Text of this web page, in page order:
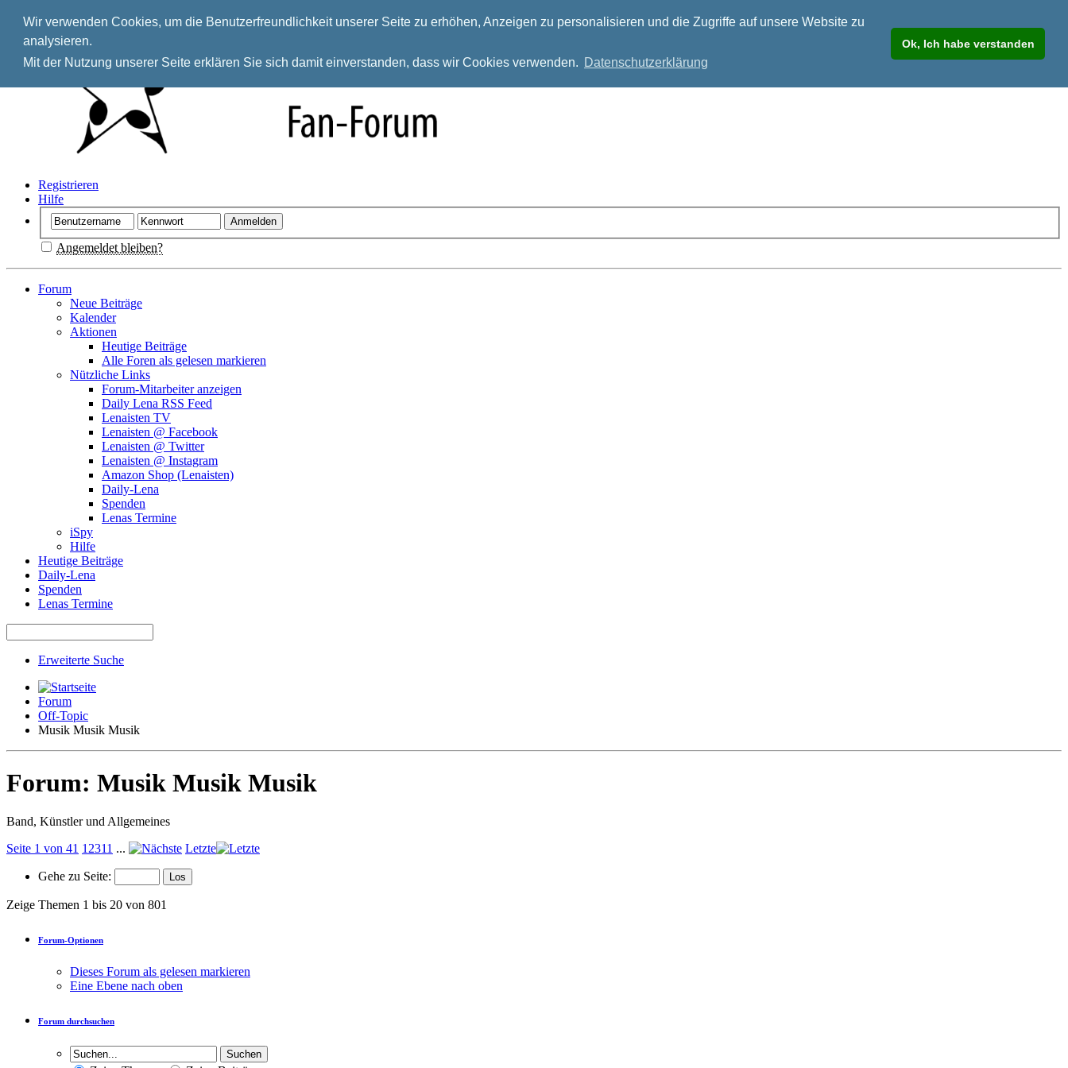
Wir verwenden Cookies, um die Benutzerfreundlichkeit unserer Seite zu erhöhen, Anzeigen zu personalisieren und die Zugriffe auf unsere Website zu
analysieren.
Mit der Nutzung unserer Seite erklären Sie sich damit einverstanden, dass wir Cookies verwenden. Datenschutzerklärung
Ok, Ich habe verstanden
Registrieren
Hilfe
Angemeldet bleiben?
Forum
Neue Beiträge
Kalender
Aktionen
Heutige Beiträge
Alle Foren als gelesen markieren
Nützliche Links
Forum-Mitarbeiter anzeigen
Daily Lena RSS Feed
Lenaisten TV
Lenaisten @ Facebook
Lenaisten @ Twitter
Lenaisten @ Instagram
Amazon Shop (Lenaisten)
Daily-Lena
Spenden
Lenas Termine
iSpy
Hilfe
Heutige Beiträge
Daily-Lena
Spenden
Lenas Termine
Erweiterte Suche
Forum
Off-Topic
Musik Musik Musik
Forum: Musik Musik Musik
Band, Künstler und Allgemeines
Seite 1 von 41 12311 ... Letzte
Gehe zu Seite:
Zeige Themen 1 bis 20 von 801
Forum-Optionen
Dieses Forum als gelesen markieren
Eine Ebene nach oben
Forum durchsuchen